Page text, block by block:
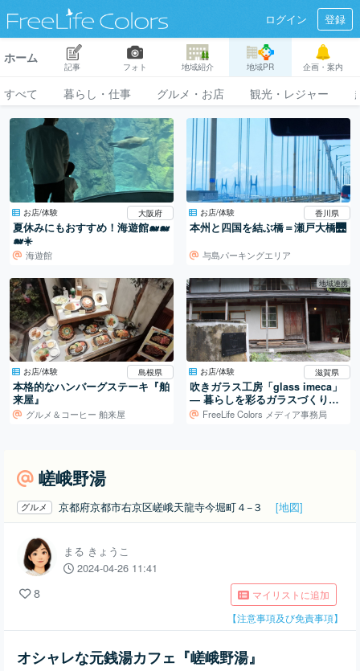
ログイン 登録
ホーム
記事 フォト 地域紹介 地域PR 企画・案内
すべて 暮らし・仕事 グルメ・お店 観光・レジャー
お店/体験 大阪府
夏休みにもおすすめ！海遊館🐋🐋
🐋☀️
海遊館
お店/体験 香川県
本州と四国を結ぶ橋＝瀬戸大橋🌉
与島パーキングエリア
お店/体験 島根県
本格的なハンバーグステーキ『舶
来屋』
グルメ＆コーヒー 舶来屋
地域連携
お店/体験 滋賀県
吹きガラス工房「glass imeca」
― 暮らしを彩るガラスづくり／
滋賀・葛川
FreeLife Colors メディア事務局
嵯峨野湯
グルメ 京都府京都市右京区嵯峨天龍寺今堀町４−３ [地図]
まる きょうこ
2024-04-26 11:41
8
マイリストに追加
【注意事項及び免責事項】
オシャレな元銭湯カフェ『嵯峨野湯』